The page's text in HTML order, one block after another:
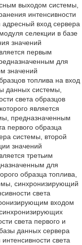
выходом системы,
интенсивности
адресный вход сервера
селекции в базе
значений
первым
для
значений
топлива на вход
данных системы,
света образцов
является
предназначенным
первого образца
системы, второй
значений
третьим
для
образца топлива,
синхронизирующий
света
входом
света первого и
данных сервера
света